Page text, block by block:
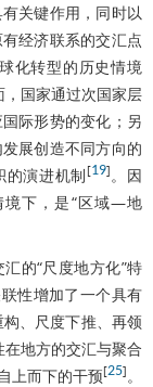
关键作用，同时以
经济联系的交汇点
化转型的历史情境
，国家通过次国家层
际形势的变化；另
展创造不同方向的
的演进机制 [19] 。因
境下，是“区域—地
的“尺度地方化”特
性增加了一个具有
、尺度下推、再领
在地方的交汇与聚合
上而下的干预[25] 。